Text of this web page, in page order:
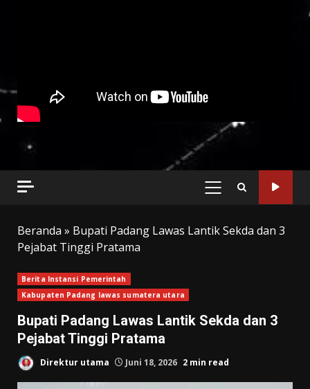
PRIMARY
Beranda » Bupati Padang Lawas Lantik Sekda dan 3
Pejabat Tinggi Pratama
Berita Instansi Pemerintah
Kabupaten Padang lawas sumatera utara
Bupati Padang Lawas Lantik Sekda dan 3
Pejabat Tinggi Pratama
Direktur utama Juni 18, 2026 2 min read